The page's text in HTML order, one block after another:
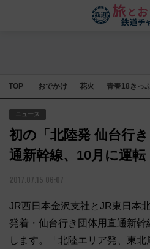
TOP おでかけ 花火 青春18きっ
ニュース
初の「北陸発 仙台行
通新幹線、10月に運転
2017.07.15 06:07
JR西日本金沢支社とJR東日本
発着・仙台行き団体用直通新
します。「北陸エリア発、東